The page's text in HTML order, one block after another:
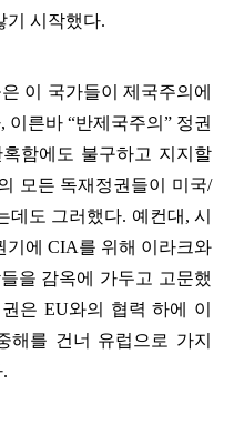
기 시작했다.
이 국가들이 제국주의에
, 이른바 “반제국주의 ” 정권
함에도 불구하고 지지할
모든 독재정권들이 미국/
데도 그러했다. 예컨대 ,시
기에 CIA를 위해 이라크와
을 감옥에 가두고 고문했
은 EU와의 협력 하에 이
해를 건너 유럽으로 가지
.